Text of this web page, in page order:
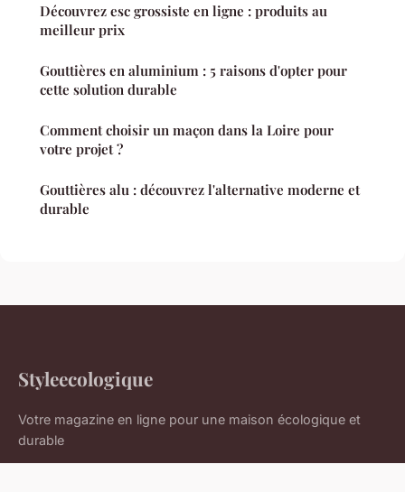
Découvrez esc grossiste en ligne : produits au
meilleur prix
Gouttières en aluminium : 5 raisons d'opter pour
cette solution durable
Comment choisir un maçon dans la Loire pour
votre projet ?
Gouttières alu : découvrez l'alternative moderne et
durable
Styleecologique
Votre magazine en ligne pour une maison écologique et
durable